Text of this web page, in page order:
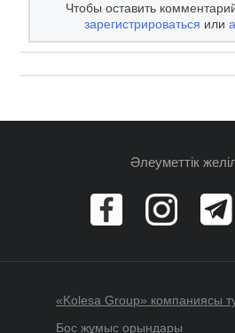
Чтобы оставить
зарегистрироваться или
Әлеуметтік
«Kolesa Group» компаниясы
Бос жұмыс орындары